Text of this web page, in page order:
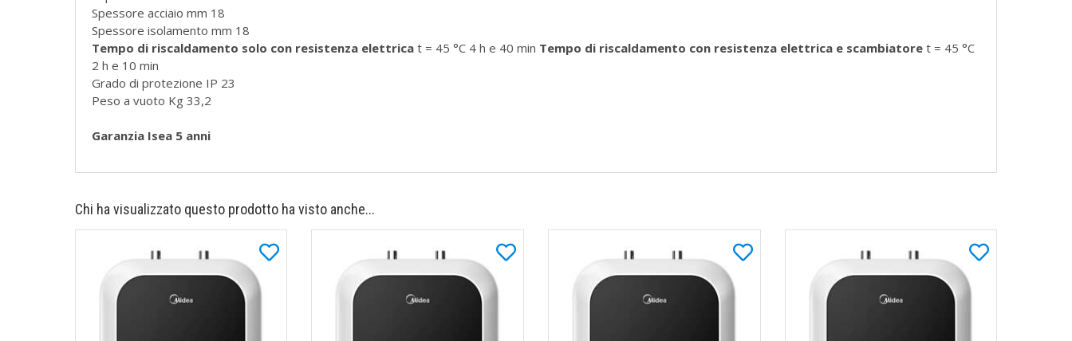
Spessore acciaio mm 18
Spessore isolamento mm 18
Tempo di riscaldamento solo con resistenza elettrica t = 45 °C 4 h e 40 min Tempo di riscaldamento con resistenza elettrica e scambiatoret = 45 °C
2 h e 10 min
Grado di protezione IP 23
Peso a vuoto Kg 33,2
Garanzia Isea 5 anni
Chi ha visualizzato questo prodotto ha visto anche...